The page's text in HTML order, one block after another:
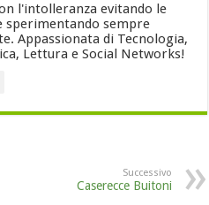
l'intolleranza evitando le
sperimentando sempre
Appassionata di Tecnologia,
Lettura e Social Networks!
Successivo
Caserecce Buitoni